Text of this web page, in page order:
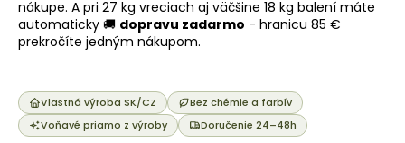
nákupe. A pri 27 kg vreciach aj väčšine 18 kg balení máte
automaticky 🚚 dopravu zadarmo - hranicu 85 €
prekročíte jedným nákupom.
Vlastná výroba SK/CZ
Bez chémie a farbív
Voňavé priamo z výroby
Doručenie 24–48h
j
e
t
n
á